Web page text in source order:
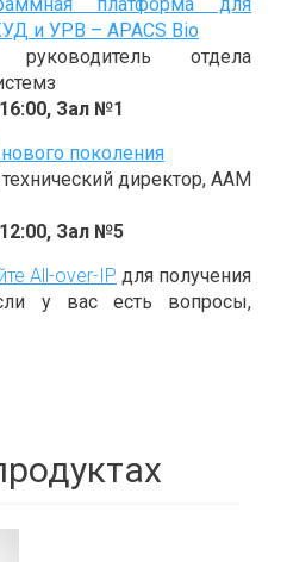
и УРВ – APACS Bio
отдела
Зал №1
поколения
директор, ААМ
Зал №5
All-over-IP для получения
у вас есть вопросы,